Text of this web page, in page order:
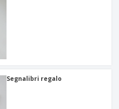
Segnalibri regalo